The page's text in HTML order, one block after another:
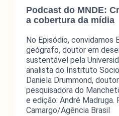
Podcast do MNDE:
a cobertura da mídia
No Episódio, convidamos
geógrafo, doutor em
sustentável pela
analista do Instituto
Daniela Drummond,
pesquisadora do
e edição: André Madruga.
Camargo/Agência Brasil